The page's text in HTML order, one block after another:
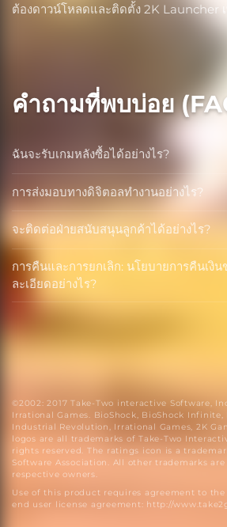
ต้องดาวน์โหลดและติดตั้ง 2K Launcher เ
คำถามที่พบบ่อย
ฉันจะรับเกมหลังซื้อได้อย่างไร?
การส่งมอบทางดิจิตอลทำงานอย่างไร?
จะติดต่อฝ่ายสนับสนุนลูกค้าได้อย่างไร?
การคืนและการยกเลิก: นโยบายการคืนเงิ
ละเอียดอย่างไร?
©2002: 2017 Take-Two interactive Software,
Irrational Games. BioShock, BioShock
Industrial Revolution, Irrational Games, 2K
logos are all trademarks of Take-Two
rights reserved. The ratings icon is a
Software Association. All other trademarks
respective owners.
Use of this product requires agreement to
end user license agreement: http://